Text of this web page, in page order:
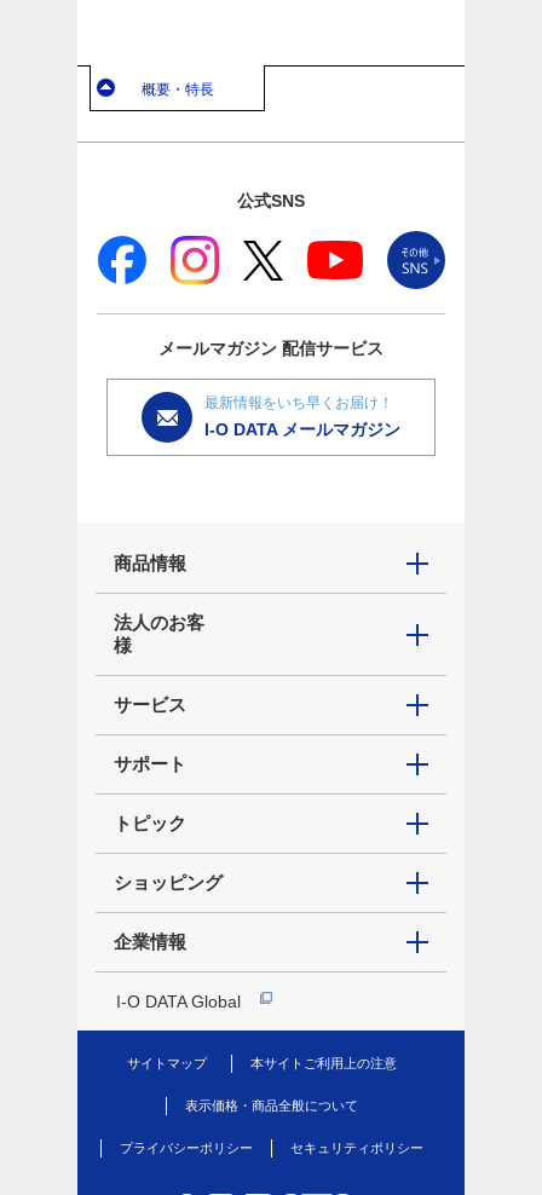
概要・特長
公式SNS
メールマガジン 配信サービス
最新情報をいち早くお届け！
I-O DATA メールマガジン
商品情報
法人のお客
様
サービス
サポート
トピック
ショッピング
企業情報
I-O DATA Global
サイトマップ 本サイトご利用上の注意
表示価格・商品全般について
プライバシーポリシー セキュリティポリシー